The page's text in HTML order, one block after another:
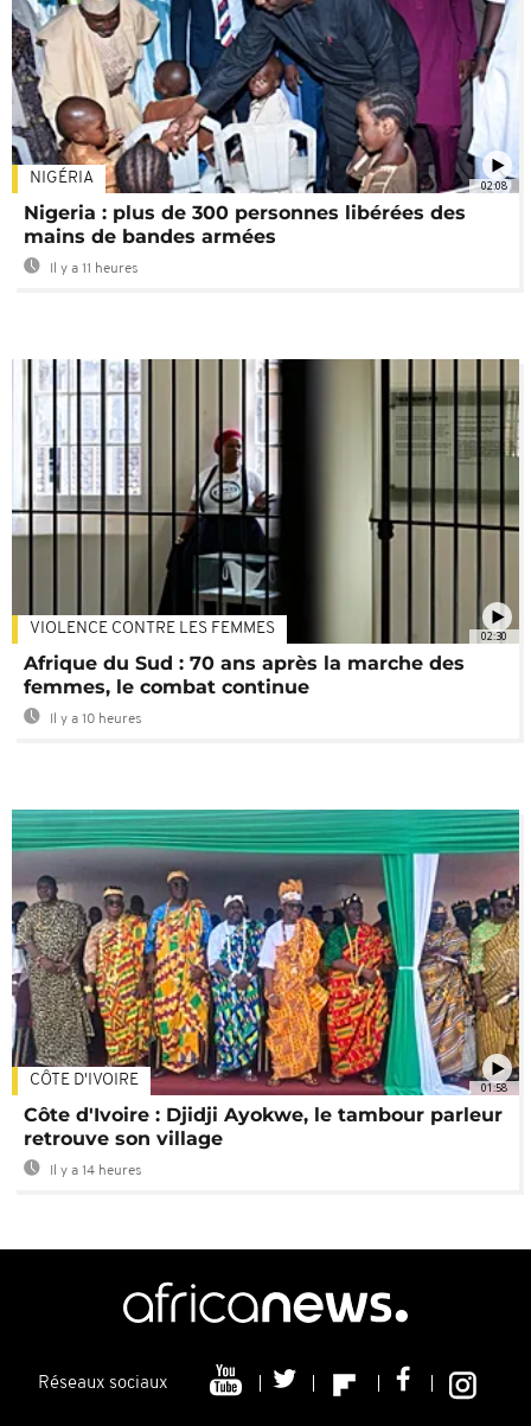
02:08
NIGÉRIA
Nigeria : plus de 300 personnes libérées des
mains de bandes armées
Il y a 11 heures
02:30
VIOLENCE CONTRE LES FEMMES
Afrique du Sud : 70 ans après la marche des
femmes, le combat continue
Il y a 10 heures
01:58
CÔTE D'IVOIRE
Côte d'Ivoire : Djidji Ayokwe, le tambour parleur
retrouve son village
Il y a 14 heures
Réseaux sociaux